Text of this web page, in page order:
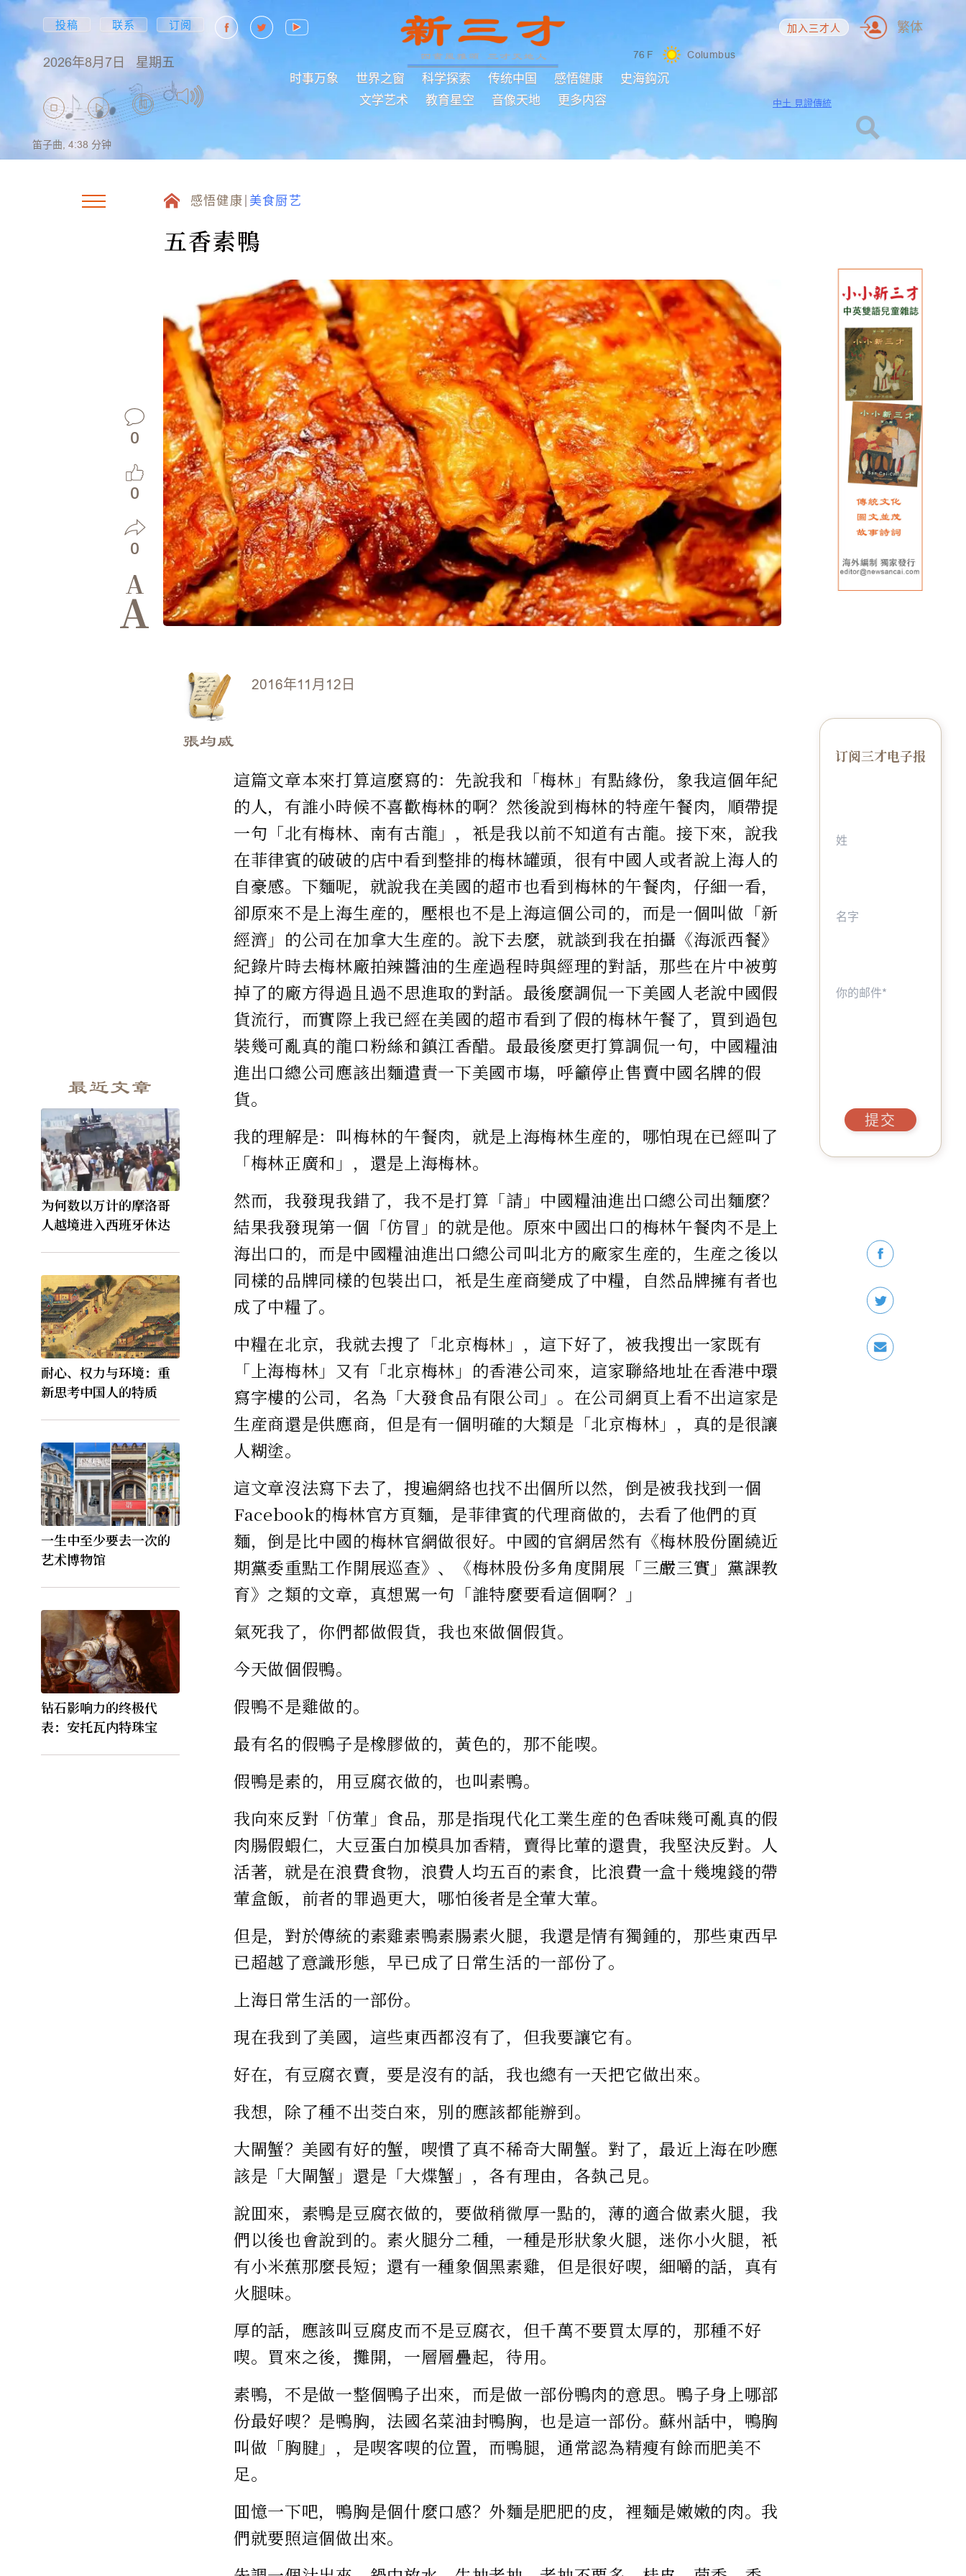
投稿 联系 订阅
2026年8月7日 星期五 76 F Columbus
时事万象 世界之窗 科学探索 传统中国 感悟健康
史海鈎沉
文学艺术
教育星空 音像天地 更多内容
加入三才人 繁体
中土 見證傳統
笛子曲, 4:38 分钟
感悟健康 美食厨艺
五香素鴨
0
0
0
A
A
最近文章
为何数以万计的摩洛哥
人越境进入西班牙休达
耐心、权力与环境：重
新思考中国人的特质
一生中至少要去一次的
艺术博物馆
钻石影响力的终极代
表：安托瓦内特珠宝
2016年11月12日
張均威
這篇文章本來打算這麼寫的：先說我和「梅林」有點緣份，象我這個年紀
的人，有誰小時候不喜歡梅林的啊？然後說到梅林的特産午餐肉，順帶提
一句「北有梅林、南有古龍」，衹是我以前不知道有古龍。接下來，說我
在菲律賓的破破的店中看到整排的梅林罐頭，很有中國人或者說上海人的
自豪感。下麵呢，就說我在美國的超市也看到梅林的午餐肉，仔細一看，
卻原來不是上海生産的，壓根也不是上海這個公司的，而是一個叫做「新
經濟」的公司在加拿大生産的。說下去麼，就談到我在拍攝《海派西餐》
紀錄片時去梅林廠拍辣醬油的生産過程時與經理的對話，那些在片中被剪
掉了的廠方得過且過不思進取的對話。最後麼調侃一下美國人老說中國假
貨流行，而實際上我已經在美國的超市看到了假的梅林午餐了，買到過包
裝幾可亂真的龍口粉絲和鎮江香醋。最最後麼更打算調侃一句，中國糧油
進出口總公司應該出麵遣責一下美國市塲，呼籲停止售賣中國名牌的假
貨。
我的理解是：叫梅林的午餐肉，就是上海梅林生産的，哪怕現在已經叫了
「梅林正廣和」，還是上海梅林。
然而，我發現我錯了，我不是打算「請」中國糧油進出口總公司出麵麼？
結果我發現第一個「仿冒」的就是他。原來中國出口的梅林午餐肉不是上
海出口的，而是中國糧油進出口總公司叫北方的廠家生産的，生産之後以
同樣的品牌同樣的包裝出口，衹是生産商變成了中糧，自然品牌擁有者也
成了中糧了。
中糧在北京，我就去搜了「北京梅林」，這下好了，被我搜出一家既有
「上海梅林」又有「北京梅林」的香港公司來，這家聯絡地址在香港中環
寫字樓的公司，名為「大發食品有限公司」。在公司網頁上看不出這家是
生産商還是供應商，但是有一個明確的大類是「北京梅林」，真的是很讓
人糊塗。
這文章沒法寫下去了，搜遍網絡也找不出個所以然，倒是被我找到一個
Facebook的梅林官方頁麵，是菲律賓的代理商做的，去看了他們的頁
麵，倒是比中國的梅林官網做很好。中國的官網居然有《梅林股份圍繞近
期黨委重點工作開展巡查》、《梅林股份多角度開展「三嚴三實」黨課教
育》之類的文章，真想駡一句「誰特麼要看這個啊？」
氣死我了，你們都做假貨，我也來做個假貨。
今天做個假鴨。
假鴨不是雞做的。
最有名的假鴨子是橡膠做的，黃色的，那不能喫。
假鴨是素的，用豆腐衣做的，也叫素鴨。
我向來反對「仿葷」食品，那是指現代化工業生産的色香味幾可亂真的假
肉腸假蝦仁，大豆蛋白加模具加香精，賣得比葷的還貴，我堅決反對。人
活著，就是在浪費食物，浪費人均五百的素食，比浪費一盒十幾塊錢的帶
葷盒飯，前者的罪過更大，哪怕後者是全葷大葷。
但是，對於傳統的素雞素鴨素腸素火腿，我還是情有獨鍾的，那些東西早
已超越了意識形態，早已成了日常生活的一部份了。
上海日常生活的一部份。
現在我到了美國，這些東西都沒有了，但我要讓它有。
好在，有豆腐衣賣，要是沒有的話，我也總有一天把它做出來。
我想，除了種不出茭白來，別的應該都能辦到。
大閘蟹？美國有好的蟹，喫慣了真不稀奇大閘蟹。對了，最近上海在吵應
該是「大閘蟹」還是「大煠蟹」，各有理由，各埶己見。
說囬來，素鴨是豆腐衣做的，要做稍微厚一點的，薄的適合做素火腿，我
們以後也會說到的。素火腿分二種，一種是形狀象火腿，迷你小火腿，衹
有小米蕉那麼長短；還有一種象個黑素雞，但是很好喫，細嚼的話，真有
火腿味。
厚的話，應該叫豆腐皮而不是豆腐衣，但千萬不要買太厚的，那種不好
喫。買來之後，攤開，一層層疊起，待用。
素鴨，不是做一整個鴨子出來，而是做一部份鴨肉的意思。鴨子身上哪部
份最好喫？是鴨胸，法國名菜油封鴨胸，也是這一部份。蘇州話中，鴨胸
叫做「胸腱」，是喫客喫的位置，而鴨腿，通常認為精瘦有餘而肥美不
足。
囬憶一下吧，鴨胸是個什麼口感？外麵是肥肥的皮，裡麵是嫩嫩的肉。我
們就要照這個做出來。
订阅三才电子报
提交